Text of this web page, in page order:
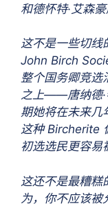
和德怀特·艾森
这不是一些切
John Birch
整个国务卿竞选
之上——唐纳德
期她将在未来几
这种 Bircherite
初选选民更容易
这还不是最糟
为，你不应该被